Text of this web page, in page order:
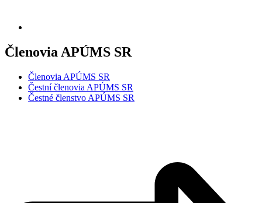
Členovia APÚMS SR
Členovia APÚMS SR
Čestní členovia APÚMS SR
Čestné členstvo APÚMS SR